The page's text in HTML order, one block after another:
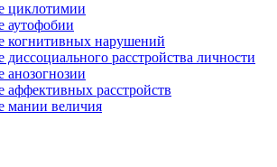
циклотимии
аутофобии
когнитивных нарушений
диссоциального расстройства личности
анозогнозии
аффективных расстройств
мании величия